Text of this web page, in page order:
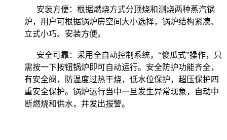
安装方便：根据燃烧方式分顶烧和测烧两种蒸汽锅
炉，用户可根据锅炉房空间大小选择，锅炉结构紧凑、
立式小巧、安装方便。
安全可靠：采用全自动控制系统，“傻瓜式”操作，只
需按一下按钮锅炉即可自动运行。安全防护功能齐全，
有安全阀，防温度过热干烧，低水位保护，超压保护四
重安全保护。锅炉运行当中一旦发生异常现象，自动中
断燃烧和供水，并发出报警。